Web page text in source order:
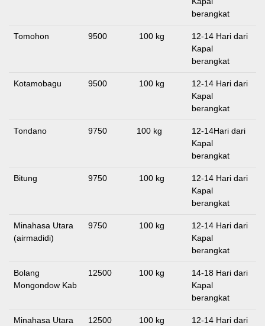
berangkat
Tomohon 9500 100 kg
12-14 Hari dari
Kapal
berangkat
Kotamobagu 9500 100 kg
12-14 Hari dari
Kapal
berangkat
Tondano 9750 100 kg
12-14Hari dari
Kapal
berangkat
Bitung 9750 100 kg
12-14 Hari dari
Kapal
berangkat
Minahasa Utara
(airmadidi)
9750 100 kg
12-14 Hari dari
Kapal
berangkat
Bolang
Mongondow Kab
12500 100 kg
14-18 Hari dari
Kapal
berangkat
Minahasa Utara
12500 100 kg
12-14 Hari dari